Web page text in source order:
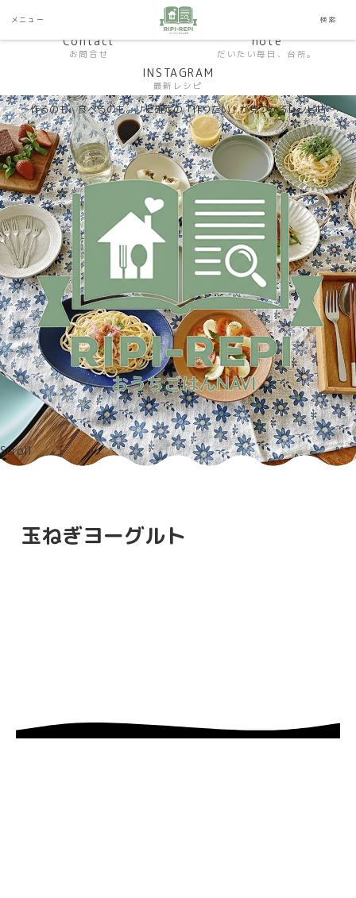
〜作るのも、食べるのも。リピ確定の「作りたい」が見つかるレシピ帖〜
Scroll
Contact
お問合せ
note
だいたい毎日、台所。
INSTAGRAM
最新レシピ
玉ねぎヨーグルト
メニュー 検索